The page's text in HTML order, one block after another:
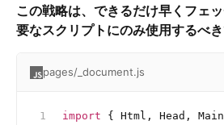
この戦略は、できるだけ早くフェ
要なスクリプトにのみ使用するべき
pages/_document.js
import { Html, Head,